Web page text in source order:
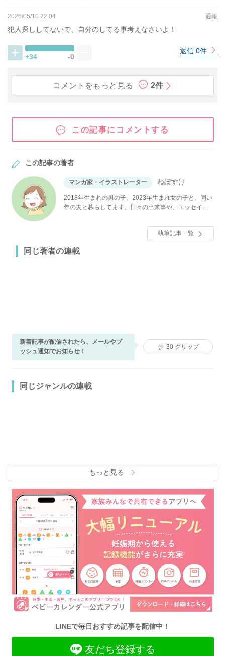
2026/05/10 22:04 通報
犯人探ししてないで、自分のしてる事考えなさいよ！
+34 -0
返信 0件
コメントをもっと見る 2件
この記事にコメントする
この記事の著者
マンガ家・イラストレーター ねぼすけ
2018年生まれの男の子、2023年生まれ女の子と、同い
年の夫と暮らしてます。日々の出来事や、エッセイな
執筆記事一覧
同じ著者の連載
新着記事が配信されたら、メールやプ
ッシュ通知でお知らせ！
30クリップ
同じジャンルの連載
もっと見る
LINEで毎日おすすめ記事を配信中！
友だち登録する